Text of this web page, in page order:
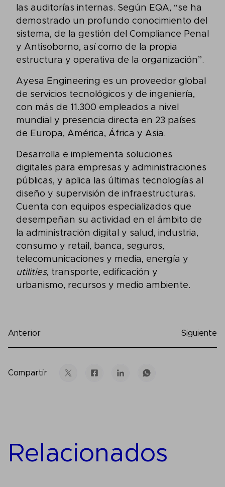
las auditorías internas. Según EQA, “se ha
demostrado un profundo conocimiento del
sistema, de la gestión del Compliance Penal
y Antisoborno, así como de la propia
estructura y operativa de la organización”.
Ayesa Engineering es un proveedor global
de servicios tecnológicos y de ingeniería,
con más de 11.300 empleados a nivel
mundial y presencia directa en 23 países
de Europa, América, África y Asia.
Desarrolla e implementa soluciones
digitales para empresas y administraciones
públicas, y aplica las últimas tecnologías al
diseño y supervisión de infraestructuras.
Cuenta con equipos especializados que
desempeñan su actividad en el ámbito de
la administración digital y salud, industria,
consumo y retail, banca, seguros,
telecomunicaciones y media, energía y
utilities, transporte, edificación y
urbanismo, recursos y medio ambiente.
Anterior Siguiente
Compartir
Relacionados